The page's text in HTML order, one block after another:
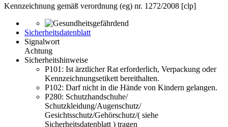
Kennzeichnung gemäß verordnung (eg) nr. 1272/2008 [clp]
Sicherheitsdatenblatt
Signalwort
Achtung
Sicherheitshinweise
P101: Ist ärztlicher Rat erforderlich, Verpackung oder
Kennzeichnungsetikett bereithalten.
P102: Darf nicht in die Hände von Kindern gelangen.
P280: Schutzhandschuhe/
Schutzkleidung/Augenschutz/
Gesichtsschutz/Gehörschutz/( siehe
Sicherheitsdatenblatt ) tragen